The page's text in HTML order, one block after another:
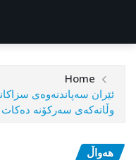
Home
ئێران سەپاندنەوەی
وڵاتەکەی سەرکۆنە دەکات
هەواڵ